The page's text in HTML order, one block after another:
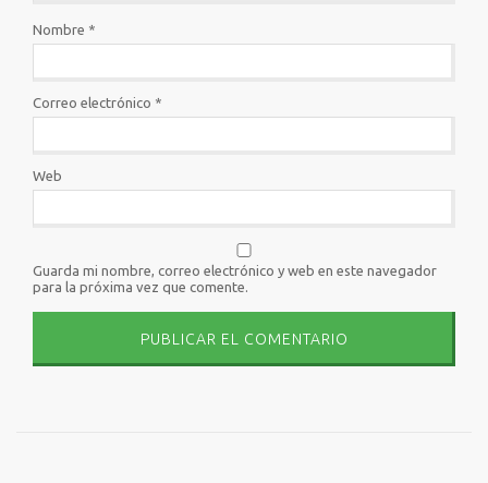
Nombre *
Correo electrónico *
Web
Guarda mi nombre, correo electrónico y web en este navegador
para la próxima vez que comente.